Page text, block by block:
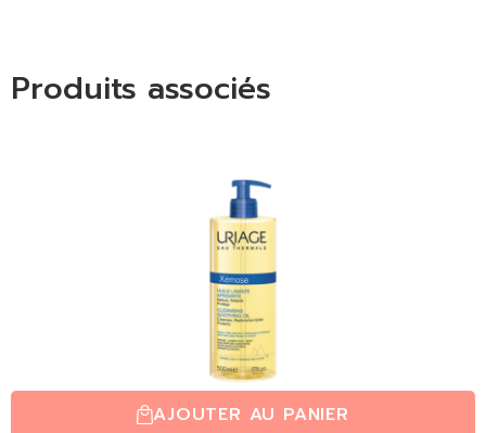
Produits associés
AJOUTER AU PANIER